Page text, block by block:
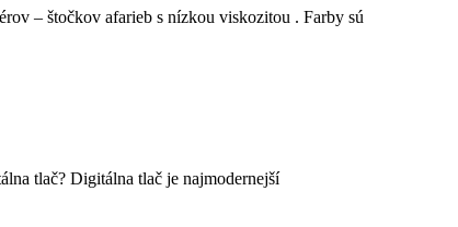
– štočkov afarieb s nízkou viskozitou . Farby sú
tlač? Digitálna tlač je najmodernejší